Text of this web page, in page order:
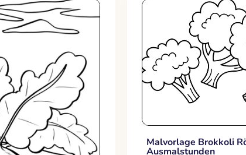
Malvorlage Brokkoli
Ausmalstunden